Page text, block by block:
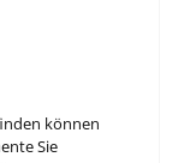
können
Sie